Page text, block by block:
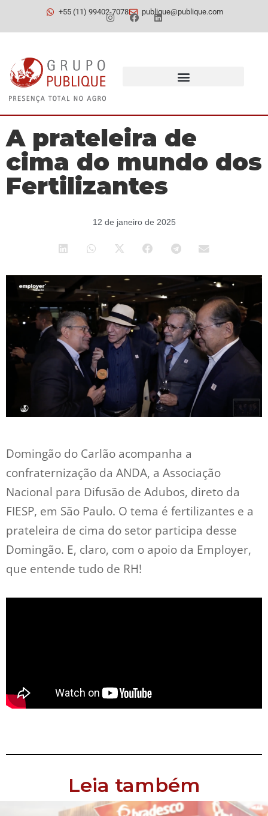
+55 (11) 99402-7078 publique@publique.com
A prateleira de
cima do mundo dos
Fertilizantes
12 de janeiro de 2025
Domingão do Carlão acompanha a
confraternização da ANDA, a Associação
Nacional para Difusão de Adubos, direto da
FIESP, em São Paulo. O tema é fertilizantes e a
prateleira de cima do setor participa desse
Domingão. E, claro, com o apoio da Employer,
que entende tudo de RH!
Leia também